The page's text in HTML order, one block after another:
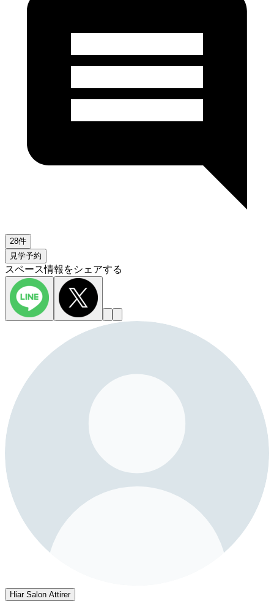
28件
見学予約
スペース情報をシェアする
Hiar Salon Attirer